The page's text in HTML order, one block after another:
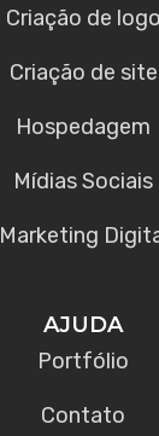
Criação de logo
Criação de site
Hospedagem
Mídias Sociais
Marketing
AJUDA
Portfólio
Contato